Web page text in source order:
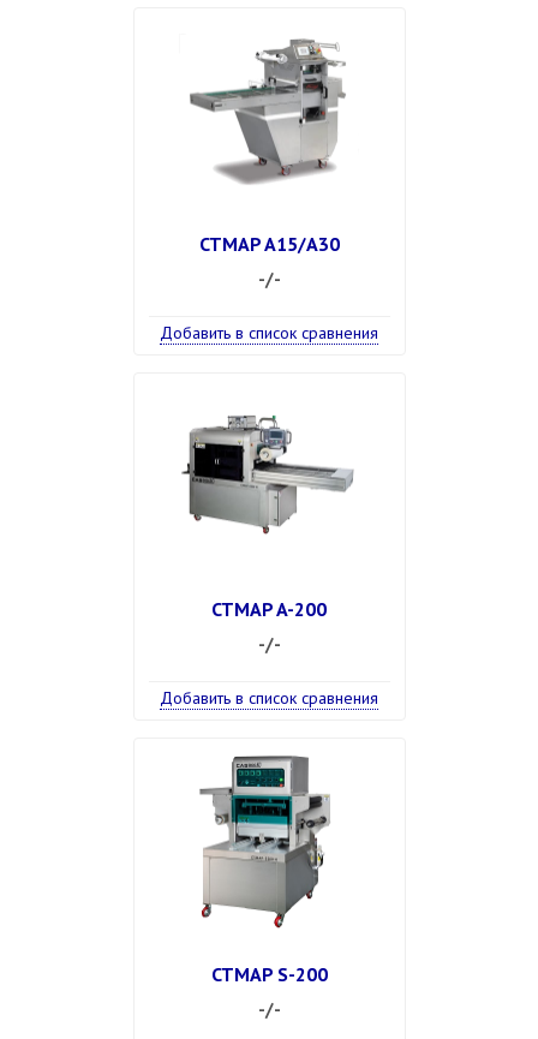
CTMAP A15/A30
-/-
Добавить в список сравнения
CTMAP A-200
-/-
Добавить в список сравнения
CTMAP S-200
-/-